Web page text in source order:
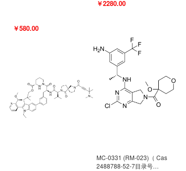
￥580.00
￥2280.00
MC-0331 (RM-023)（ Cas
2488788-52-7目录号